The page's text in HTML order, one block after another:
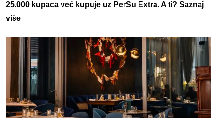
25.000 kupaca već kupuje uz PerSu Extra. A ti? Saznaj
više